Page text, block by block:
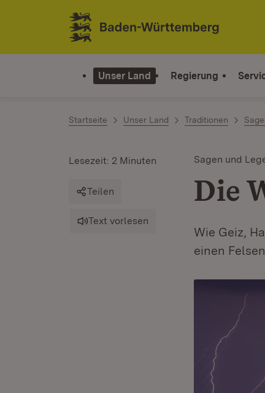
Zum Inhalt springen
Link zur Startseite
Unser Land Regierung
Startseite Unser Land Traditionen
Sagen und
Die
Wie Geiz,
einen
Lesezeit: 2 Minuten
Teilen
Text vorlesen